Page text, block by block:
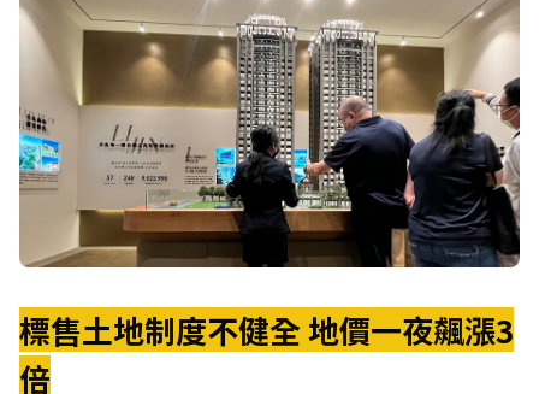
標售土地制度不健全 地價一夜飆漲3
倍